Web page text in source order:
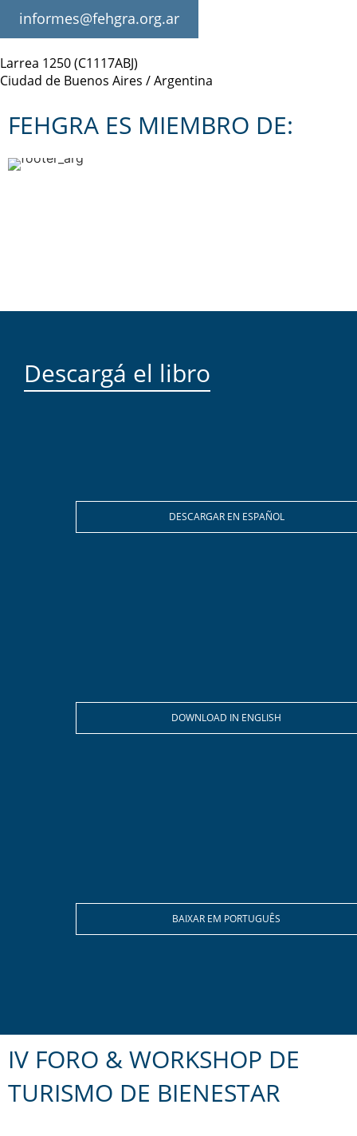
informes@fehgra.org.ar
Larrea 1250 (C1117ABJ)
Ciudad de Buenos Aires / Argentina
FEHGRA ES MIEMBRO DE:
Descargá el libro
DESCARGAR EN ESPAÑOL
DOWNLOAD IN ENGLISH
BAIXAR EM PORTUGUÊS
IV FORO & WORKSHOP DE
TURISMO DE BIENESTAR​